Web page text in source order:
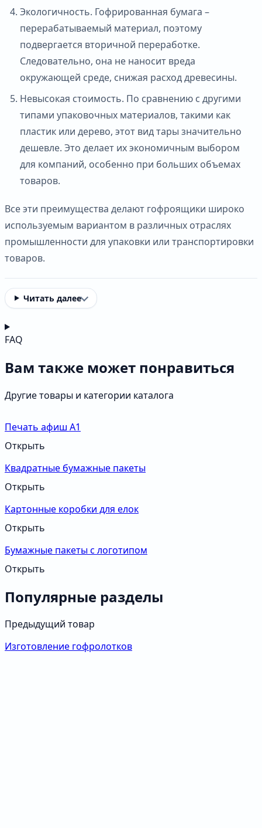
Экологичность. Гофрированная бумага –
перерабатываемый материал, поэтому
подвергается вторичной переработке.
Следовательно, она не наносит вреда
окружающей среде, снижая расход древесины.
Невысокая стоимость. По сравнению с другими
типами упаковочных материалов, такими как
пластик или дерево, этот вид тары значительно
дешевле. Это делает их экономичным выбором
для компаний, особенно при больших объемах
товаров.
Все эти преимущества делают гофроящики широко
используемым вариантом в различных отраслях
промышленности для упаковки или транспортировки
товаров.
Читать далее
FAQ
Вам также может понравиться
Другие товары и категории каталога
Печать афиш А1
Открыть
Квадратные бумажные пакеты
Открыть
Картонные коробки для елок
Открыть
Бумажные пакеты с логотипом
Открыть
Популярные разделы
Предыдущий товар
Изготовление гофролотков